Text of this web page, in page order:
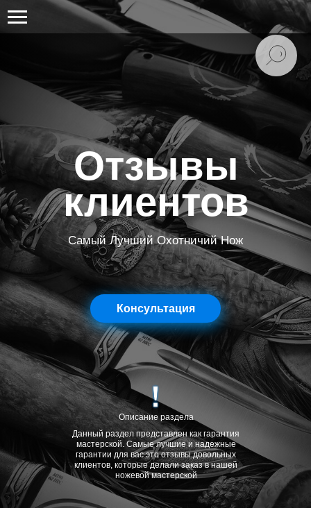
Самый Лучший Охотничий Нож
Консультация
Описание раздела
Данный раздел представлен как гарантия
мастерской. Самые лучшие и надежные
гарантии для вас это отзывы довольных
клиентов, которые делали заказ в нашей
ножевой мастерской
Отзывы
клиентов